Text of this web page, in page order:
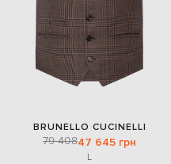
BRUNELLO CUCINELLI
79 40847 645 грн
L